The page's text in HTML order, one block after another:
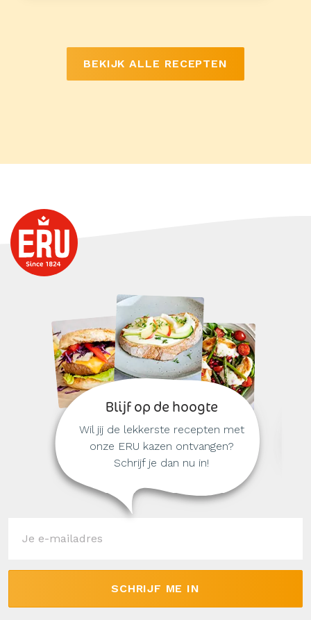
BEKIJK ALLE RECEPTEN
Blijf op de hoogte
Wil jij de lekkerste recepten met
onze ERU kazen ontvangen?
Schrijf je dan nu in!
SCHRIJF ME IN